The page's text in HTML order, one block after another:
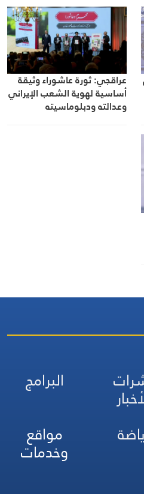
عراقجي: ثورة عاشوراء وثيقة
أساسية لهوية الشعب الإيراني
وعدالته ودبلوماسيته
البرامج
مواقع
وخدمات